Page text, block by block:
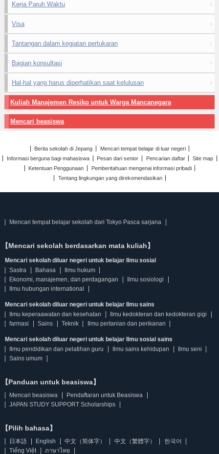
Kerja Paruh Waktu
Visa
Tantangan dalam kegiatan pertukaran
Bagian konsultasi
Hal-hal yang harus diperhatikan saat kelulusan
Kuliah Manajemen Resiko untuk Warga Mancanegara
Mencari beasiswa
Berita sekolah di Jepang
Mencari tempat belajar di luar negeri
Informasi berguna bagi mahasiswa
Pesan dari senior Pencarian daftar
Site map
Ketentuan Penggunaan
Pemberitahuan mengenai informasi pribadi
Tentang lingkungan yang direkomendasikan
Mencari tempat belajar sekolah dari Tokyo Pasca sarjana
【Mencari sekolah berdasarkan mata kuliah】
Mencari sekolah diluar negeri untuk belajar Ilmu sosial
Sastra
Bahasa
Ilmu hukum
Ekonomi, manajemen, dan perdagangan
Ilmu sosiologi
Ilmu hubungan international
Mencari sekolah diluar negeri untuk belajar Ilmu sains
Ilmu keperaawatan dan kesehatan
Ilmu kedokteran dan kedokteran gigi
farmasi
Sains Teknik Ilmu pertanian dan perikanan
Mencari sekolah diluar negeri untuk belajar Ilmu sosial sains
Ilmu pendidikan dan pelatihan guru
Ilmu sains kehidupan
Ilmu seni
Sains umum
【Panduan untuk beasiswa】
Mencari beasiswa
Pendaftaran untuk Beasiswa
JAPAN STUDY SUPPORT Scholarships
【Pilih bahasa】
日本語 English 中文（简体字） 中文（繁體字）
한국어
Tiếng Việt
ภาษาไทย